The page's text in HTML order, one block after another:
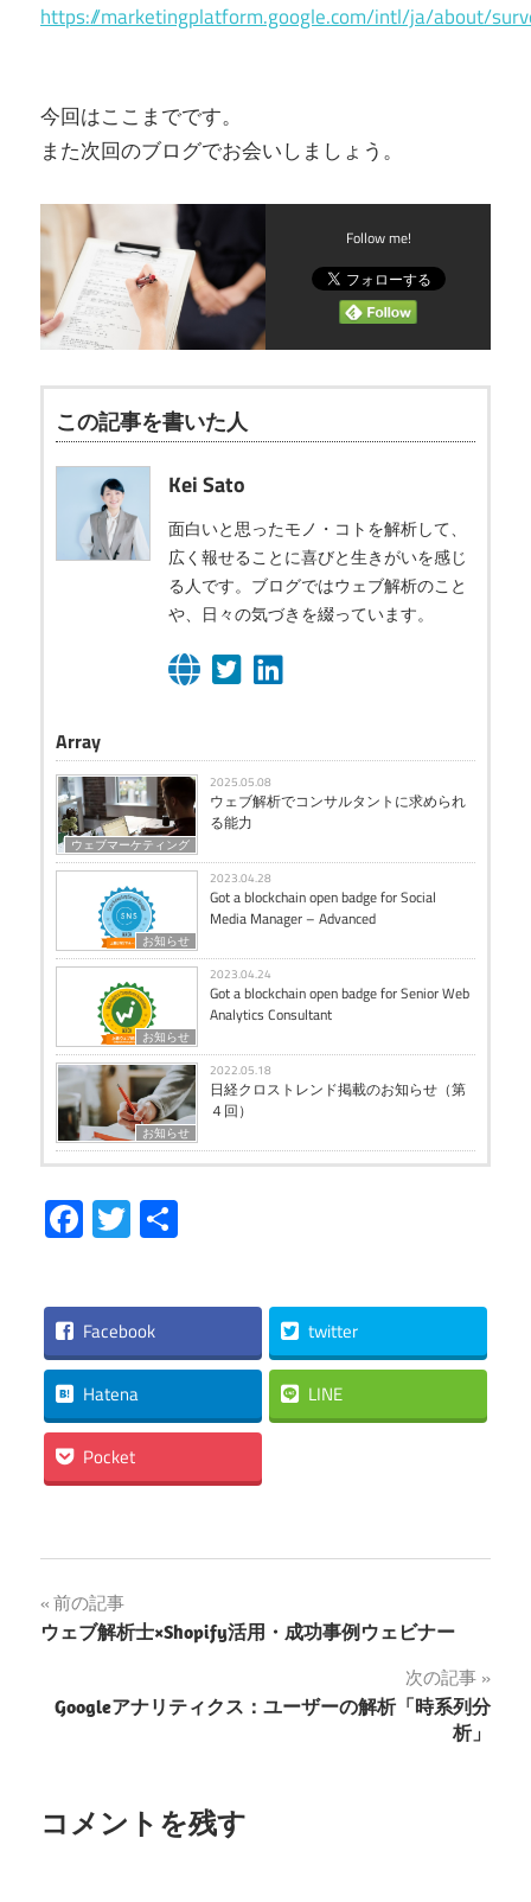
https://marketingplatform.google.com/intl/ja/about/
今回はここまでです。
また次回のブログでお会いしましょう。
Follow me!
この記事を書いた人
Kei Sato
面白いと思ったモノ・コトを解析して、
広く報せることに喜びと生きがいを感じ
る人です。ブログではウェブ解析のこと
や、日々の気づきを綴っています。
Array
ウェブマーケティング
2025.05.08
ウェブ解析でコンサルタントに求められ
る能力
お知らせ
2023.04.28
Got a blockchain open badge for Social
Media Manager – Advanced
お知らせ
2023.04.24
Got a blockchain open badge for Senior Web
Analytics Consultant
お知らせ
2022.05.18
日経クロストレンド掲載のお知らせ（第
４回）
Facebook
Twitter
Facebook twitter
Hatena LINE
Pocket
投
稿
ナ
ー
前の記事
ウェブ解析士×Shopify活用・成功事例ウェビナー
次の記事
Googleアナリティクス：ユーザーの解析「時系列分
析」
コメントを残す